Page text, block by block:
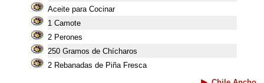
Aceite para Cocinar
1 Camote
2 Perones
250 Gramos de Chícharos
2 Rebanadas de Piña Fresca